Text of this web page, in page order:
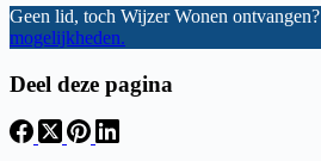
Geen lid, toch Wijzer Wonen ontvangen?
mogelijkheden.
Deel deze pagina